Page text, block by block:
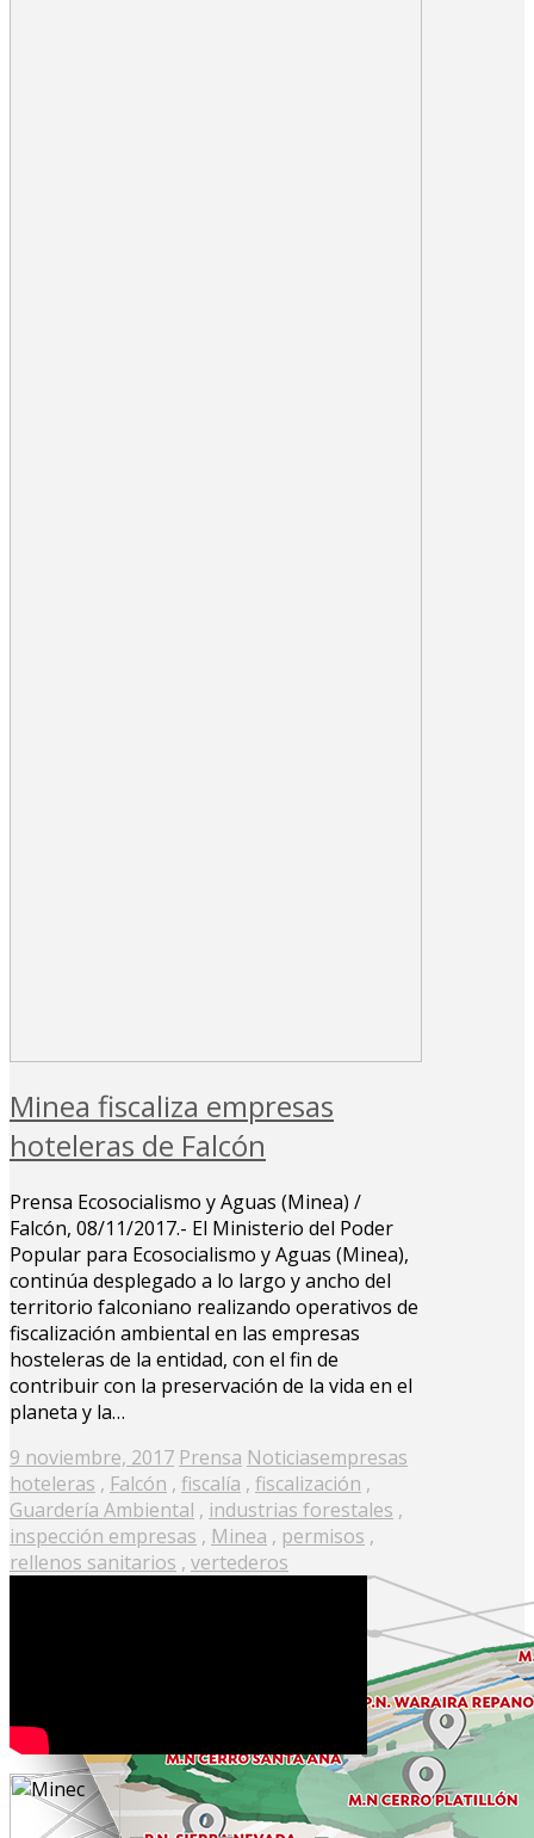
Minea fiscaliza empresas
hoteleras de Falcón
Prensa Ecosocialismo y Aguas (Minea) /
Falcón, 08/11/2017.- El Ministerio del Poder
Popular para Ecosocialismo y Aguas (Minea),
continúa desplegado a lo largo y ancho del
territorio falconiano realizando operativos de
fiscalización ambiental en las empresas
hosteleras de la entidad, con el fin de
contribuir con la preservación de la vida en el
planeta y la…
Posted
on
9 noviembre, 2017 Prensa Noticiasempresas
hoteleras , Falcón , fiscalía , fiscalización ,
Guardería Ambiental , industrias forestales ,
inspección empresas , Minea , permisos ,
rellenos sanitarios , vertederos